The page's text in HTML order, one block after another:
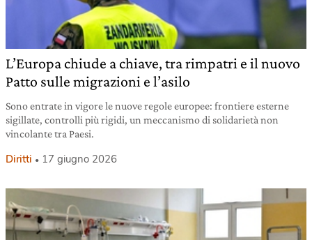
L’Europa chiude a chiave, tra rimpatri e il nuovo
Patto sulle migrazioni e l’asilo
Sono entrate in vigore le nuove regole europee: frontiere esterne
sigillate, controlli più rigidi, un meccanismo di solidarietà non
vincolante tra Paesi.
Diritti 17 giugno 2026